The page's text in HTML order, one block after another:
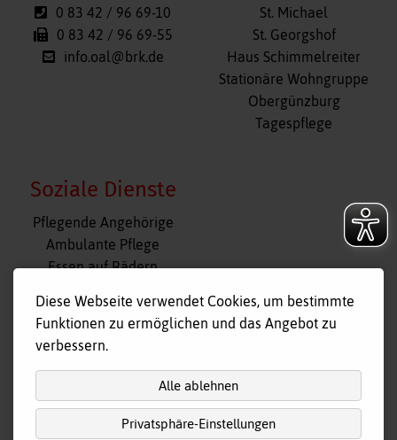
0 83 42 / 96 69-10
0 83 42 / 96 69-55
info.oal@brk.de
St. Michael
St. Georgshof
Haus Schimmelreiter
Stationäre Wohngruppe
Obergünzburg
Tagespflege
Soziale Dienste
Navigation
überspringen
Pflegende Angehörige
Ambulante Pflege
Essen auf Rädern
Tagespflege
Hausnotruf
Diese Webseite verwendet Cookies, um bestimmte
Funktionen zu ermöglichen und das Angebot zu
verbessern.
Alle ablehnen
Privatsphäre-Einstellungen